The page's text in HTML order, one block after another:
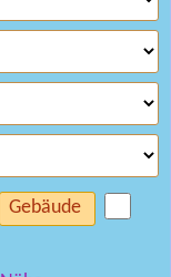
Gebäude